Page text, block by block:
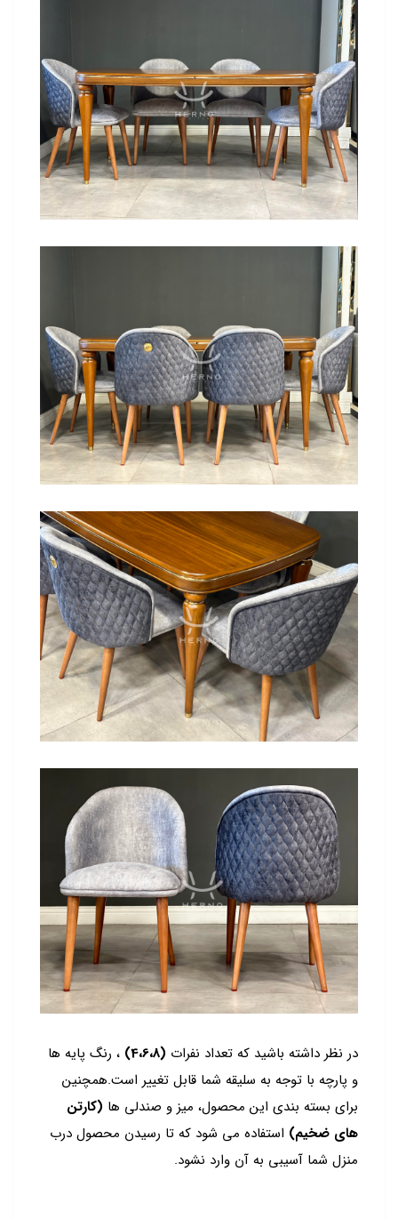
در نظر داشته باشید که تعداد نفرات (4،6،8)
، رنگ پایه ها
و پارچه با توجه به سلیقه شما قابل تغییر است.همچنین
برای بسته بندی این محصول، میز و صندلی ها (کارتن
های ضخیم) استفاده می شود که تا رسیدن محصول درب
منزل شما آسیبی به آن وارد نشود.